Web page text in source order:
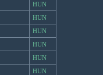
HUN
HUN
HUN
HUN
HUN
HUN